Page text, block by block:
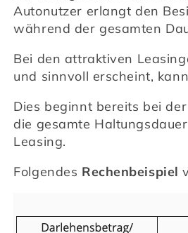
Autonutzer erlangt den
während der gesamten
Bei den attraktiven
und sinnvoll erscheint,
Dies beginnt bereits bei
die gesamte
Leasing.
Folgendes Rechenbeispiel